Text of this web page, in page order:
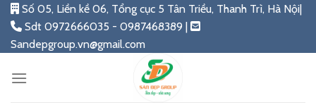
Skip
content
Số 05, Liền kề 06, Tổng cục 5 Tân Triều, Thanh Trì, Hà Nội|
Sdt 0972666035 - 0987468389 |
Sandepgroup.vn@gmail.com